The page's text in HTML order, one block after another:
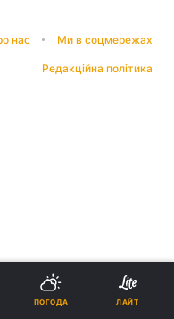
нас Ми в соцмережах
Редакційна політика
ПОГОДА ЛАЙТ